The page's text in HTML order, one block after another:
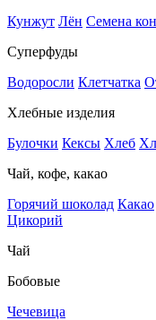
Кунжут Лён Семена
Суперфуды
Водоросли Клетчатка
Хлебные изделия
Булочки Кексы Хлеб
Чай, кофе, какао
Горячий шоколад Какао
Цикорий
Чай
Бобовые
Чечевица